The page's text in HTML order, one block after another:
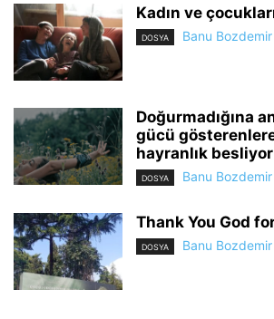
Kadın ve
DOSYA Banu Bozdemir
Doğurmadığına
gücü
hayranlık
DOSYA Banu Bozdemir
Thank You God
DOSYA Banu Bozdemir